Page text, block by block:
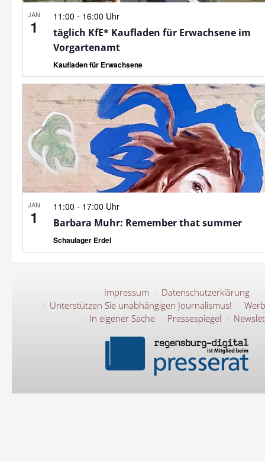
JAN
1
11:00 - 16:00 Uhr
täglich KfE* Kaufladen für Erwachsene im
Vorgartenamt
Kaufladen für Erwachsene
JAN
1
11:00 - 17:00 Uhr
Barbara Muhr: Remember that summer
Schaulager Erdel
Impressum
Datenschutzerklärung
Unterstützen Sie unabhängigen Journalismus!
In eigener Sache
Pressespiegel